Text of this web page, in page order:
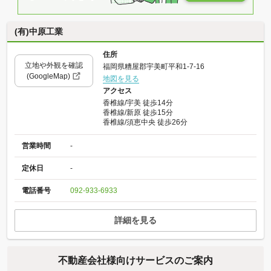
(有)中原工業
立地や外観を確認
(GoogleMap)
住所
福岡県糟屋郡宇美町平和1-7-16
地図を見る
アクセス
香椎線/宇美 徒歩14分
香椎線/新原 徒歩15分
香椎線/須恵中央 徒歩26分
営業時間 -
定休日 -
電話番号 092-933-6933
詳細を見る
不動産会社様向けサービスのご案内